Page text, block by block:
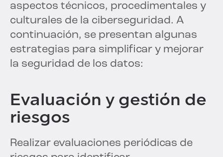
aspectos técnicos, procedimentales y
culturales de la ciberseguridad. A
continuación, se presentan algunas
estrategias para simplificar y mejorar
la seguridad de los datos:
Evaluación y gestión de
riesgos
Realizar evaluaciones periódicas de